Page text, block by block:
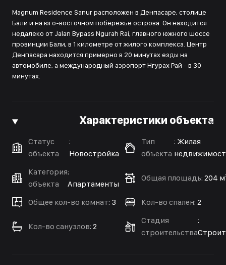
Magnum Residence Sanur расположен в Денпасаре, столице
Бали и на юго-восточном побережье острова. Он находится
недалеко от Jalan Bypass Ngurah Rai, главного южного шоссе
провинции Бали, в 1 километре от жилого комплекса. Центр
Денпасара находится примерно в 20 минутах езды на
автомобиле, а международный аэропорт Нгурах Рай - в 30
минутах.
Характеристики объекта
Статус
объекта
:
Новостройка
Тип
объекта
: Жилая
Категория
объекта
:
Апартаменты
Общая площадь: 204
Общее кол-во комнат: 3 Кол-во спален: 2
Кол-во санузлов: 2
Стадия
строительства
: